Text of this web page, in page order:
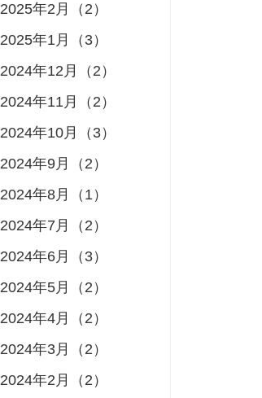
2025年2月（2）
2025年1月（3）
2024年12月（2）
2024年11月（2）
2024年10月（3）
2024年9月（2）
2024年8月（1）
2024年7月（2）
2024年6月（3）
2024年5月（2）
2024年4月（2）
2024年3月（2）
2024年2月（2）